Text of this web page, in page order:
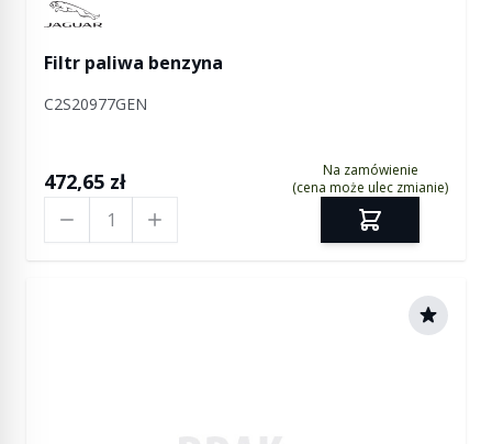
Manufactured by Jaguar
Filtr paliwa benzyna
C2S20977GEN
472,65 zł
Na zamówienie
(cena może ulec zmianie)